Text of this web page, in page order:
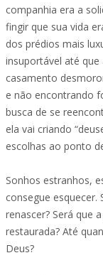
companhia era a
fingir que sua vida
dos prédios mais
insuportável até
casamento
e não encontrando
busca de se
ela vai criando
escolhas ao ponto
Sonhos estranhos,
consegue
renascer? Será que
restaurada? Até
Deus?